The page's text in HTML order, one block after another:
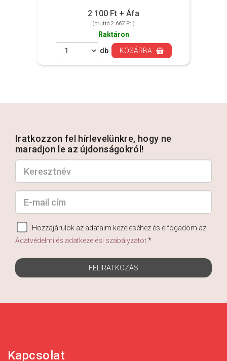
2 100 Ft + Áfa
(bruttó 2 667 Ft )
Raktáron
db
KOSÁRBA
Iratkozzon fel hírlevelünkre, hogy ne
maradjon le az újdonságokról!
Hozzájárulok az adataim kezeléséhez és elfogadom az
Adatvédelmi és adatkezelési szabályzatot*
FELIRATKOZÁS
Kapcsolat